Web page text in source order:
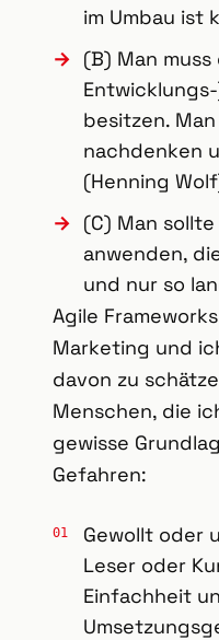
im Umbau ist
(B) Man
besitzen.
nachdenken
(Henning
(C) Man
anwenden,
und nur so
Agile
Marketing und
davon zu
Menschen, die
gewisse
Gefahren:
Gewollt oder
Leser oder
Einfachheit